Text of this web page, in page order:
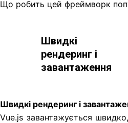
Що робить цей фреймворк
Швидкі
рендеринг і
завантаження
Швидкі рендеринг і
Vue.js завантажується